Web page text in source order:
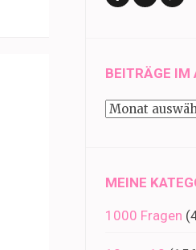
BEITRÄGE IM
Beiträge
MEINE
1000 Fragen